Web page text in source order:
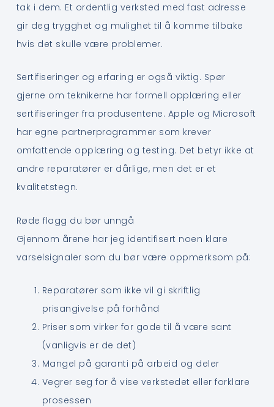
tak i dem. Et ordentlig verksted med fast adresse
gir deg trygghet og mulighet til å komme tilbake
hvis det skulle være problemer.
Sertifiseringer og erfaring er også viktig. Spør
gjerne om teknikerne har formell opplæring eller
sertifiseringer fra produsentene. Apple og Microsoft
har egne partnerprogrammer som krever
omfattende opplæring og testing. Det betyr ikke at
andre reparatører er dårlige, men det er et
kvalitetstegn.
Røde flagg du bør unngå
Gjennom årene har jeg identifisert noen klare
varselsignaler som du bør være oppmerksom på:
Reparatører som ikke vil gi skriftlig
prisangivelse på forhånd
Priser som virker for gode til å være sant
(vanligvis er de det)
Mangel på garanti på arbeid og deler
Vegrer seg for å vise verkstedet eller forklare
prosessen